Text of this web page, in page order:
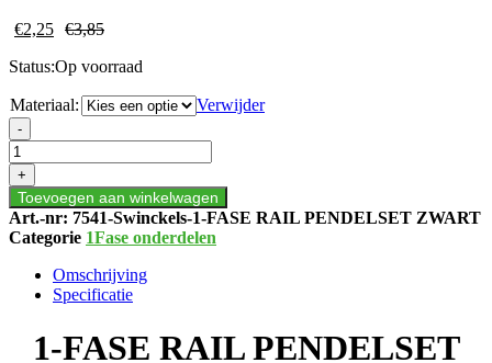
€2,25 €3,85
Status:Op voorraad
Materiaal:
Verwijder
1-
FASE
RAIL
PENDELSET
ZWART
2m
aantal
-
+
Toevoegen aan winkelwagen
Art.-nr: 7541-Swinckels-1-FASE RAIL PENDELSET ZWART
Categorie 1Fase onderdelen
Omschrijving
Specificatie
1-FASE RAIL PENDELSET